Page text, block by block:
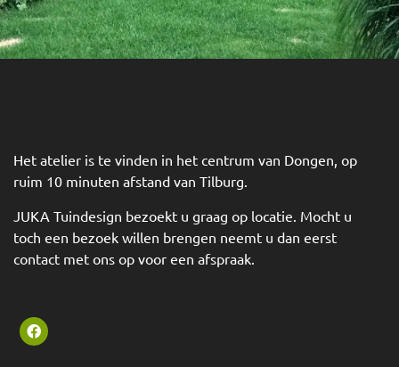
Het atelier is te vinden in het centrum van Dongen, op
ruim 10 minuten afstand van Tilburg.
JUKA Tuindesign bezoekt u graag op locatie. Mocht u
toch een bezoek willen brengen neemt u dan eerst
contact met ons op voor een afspraak.